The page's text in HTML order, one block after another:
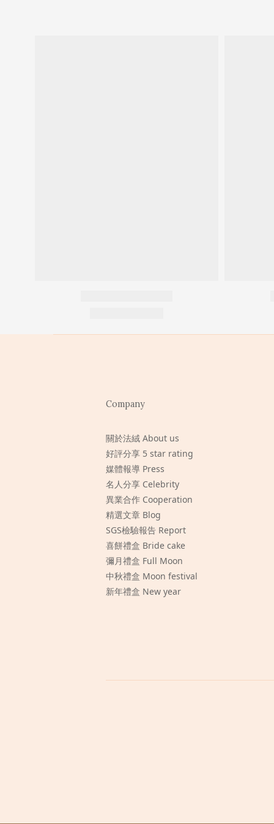
Company
關於法絨 About us
好評分享 5 star rating
媒體報導 Press
名人分享 Celebrity
異業合作 Cooperation
精選文章 Blog
SGS檢驗報告 Report
喜餅禮盒 Bride cake
彌月禮盒 Full Moon
中秋禮盒 Moon festival
新年禮盒 New year